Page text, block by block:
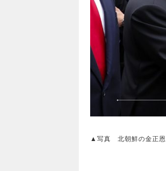
▲写真 北朝鮮の金正恩